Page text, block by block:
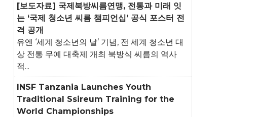
[보도자료] 국제북방씨름연맹, 전통과 미래 잇
는 ‘국제 청소년 씨름 챔피언십’ 공식 포스터 전
격 공개
유엔 ‘세계 청소년의 날’ 기념, 전 세계 청소년 대
상 전통 무예 대축제 개최 북방식 씨름의 역사
적...
INSF Tanzania Launches Youth
Traditional Ssireum Training for the
World Championships